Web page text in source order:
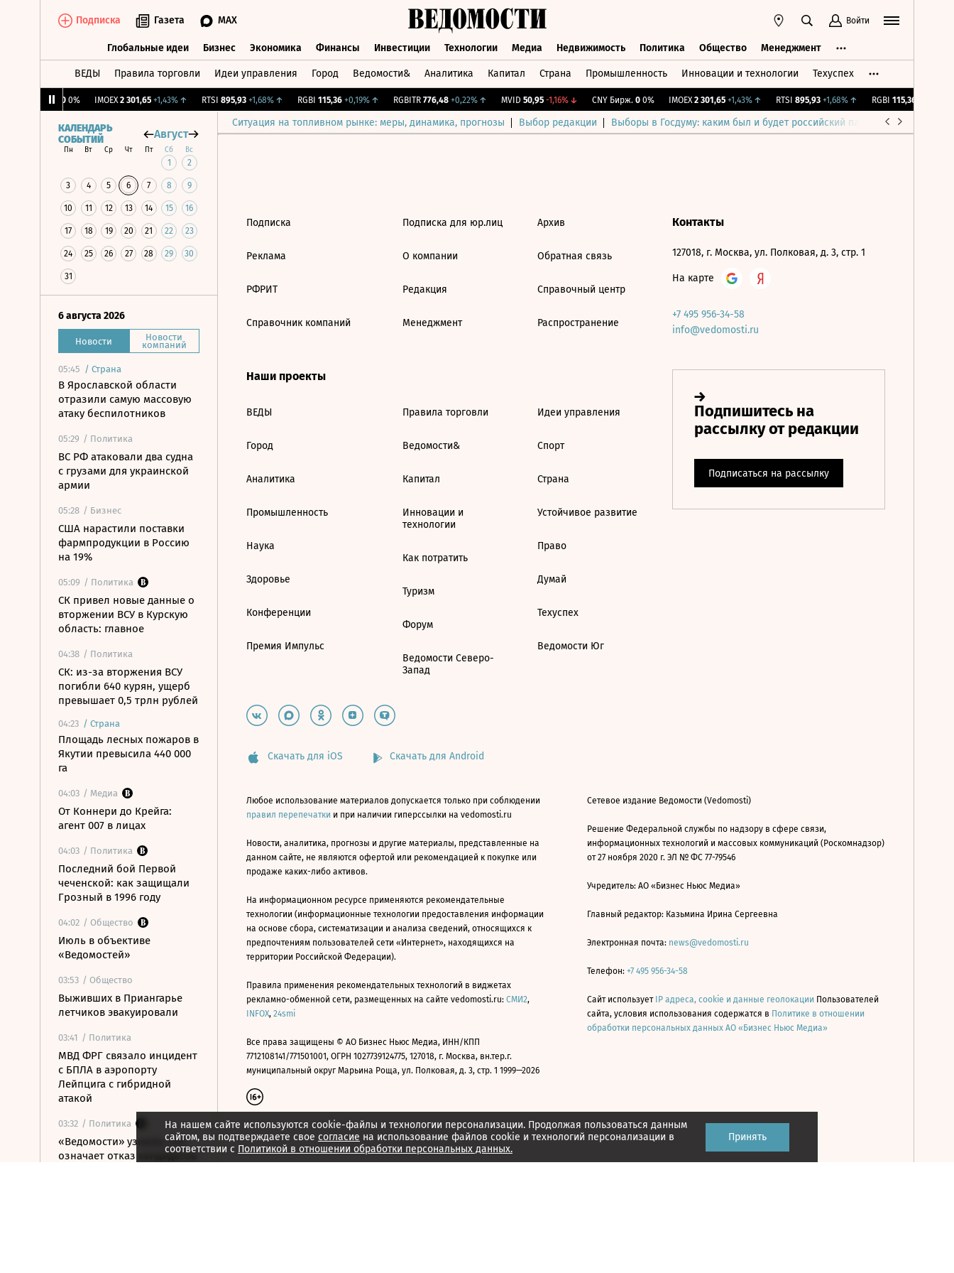
Подписка Газета MAX Войти
Глобальные идеи Бизнес Экономика Финансы Инвестиции Технологии Медиа Недвижимость Политика Общество Менеджмент
ВЕДЫ Правила торговли Идеи управления Город Ведомости& Аналитика Капитал Страна Промышленность Инновации и технологии Техуспех
0% IMOEX 2 301,65 +1,43%↑ RTSI 895,93 +1,68%↑ RGBI 115,36 +0,19%↑ RGBITR 776,48 +0,22%↑ MVID 50,95 -1,16%↓ CNY Бирж. 0 0% IMOEX 2 301,65 +1,43%↑ RTSI 895,93 +1,68%↑ RGBI 115,36 +0,19%
Ситуация на топливном рынке: меры, динамика, прогнозы Выбор редакции Выборы в Госдуму: каким был и будет российский парламент
КАЛЕНДАРЬ
СОБЫТИЙ
Август
Пн Вт Ср Чт Пт Сб Вс
1 2
3 4 5 6 7 8 9
10 11 12 13 14 15 16
17 18 19 20 21 22 23
24 25 26 27 28 29 30
31
6 августа 2026
Новости Новости
компаний
05:45 / Страна
В Ярославской области
отразили самую массовую
атаку беспилотников
05:29 / Политика
ВС РФ атаковали два судна
с грузами для украинской
армии
05:28 / Бизнес
США нарастили поставки
фармпродукции в Россию
на 19%
05:09 / Политика
СК привел новые данные о
вторжении ВСУ в Курскую
область: главное
04:38 / Политика
СК: из-за вторжения ВСУ
погибли 640 курян, ущерб
превышает 0,5 трлн рублей
04:23 / Страна
Площадь лесных пожаров в
Якутии превысила 440 000
га
04:03 / Медиа
От Коннери до Крейга:
агент 007 в лицах
04:03 / Политика
Последний бой Первой
чеченской: как защищали
Грозный в 1996 году
04:02 / Общество
Июль в объективе
«Ведомостей»
03:53 / Общество
Выживших в Приангарье
летчиков эвакуировали
03:41 / Политика
МВД ФРГ связало инцидент
с БПЛА в аэропорту
Лейпцига с гибридной
атакой
03:32 / Политика
«Ведомости» узнали, что
означает отказ кандидатов
На нашем сайте используются cookie-файлы и технологии персонализации. Продолжая пользоваться данным
сайтом, вы подтверждаете свое согласие на использование файлов cookie и технологий персонализации в
соответствии с Политикой в отношении обработки персональных данных.
Принять
Подписка
Реклама
РФРИТ
Справочник компаний
Подписка для юр.лиц
О компании
Редакция
Менеджмент
Архив
Обратная связь
Справочный центр
Распространение
Наши проекты
ВЕДЫ
Город
Аналитика
Промышленность
Наука
Здоровье
Конференции
Премия Импульс
Правила торговли
Ведомости&
Капитал
Инновации и
технологии
Как потратить
Туризм
Форум
Ведомости Северо-
Запад
Идеи управления
Спорт
Страна
Устойчивое развитие
Право
Думай
Техуспех
Ведомости Юг
Контакты
127018, г. Москва, ул. Полковая, д. 3, стр. 1
На карте
+7 495 956-34-58
info@vedomosti.ru
Скачать для iOS Скачать для Android
Любое использование материалов допускается только при соблюдении
правил перепечатки и при наличии гиперссылки на vedomosti.ru
Новости, аналитика, прогнозы и другие материалы, представленные на
данном сайте, не являются офертой или рекомендацией к покупке или
продаже каких-либо активов.
На информационном ресурсе применяются рекомендательные
технологии (информационные технологии предоставления информации
на основе сбора, систематизации и анализа сведений, относящихся к
предпочтениям пользователей сети «Интернет», находящихся на
территории Российской Федерации).
Правила применения рекомендательных технологий в виджетах
рекламно-обменной сети, размещенных на сайте vedomosti.ru: СМИ2,
INFOX, 24smi
Все права защищены © АО Бизнес Ньюс Медиа, ИНН/КПП
7712108141/771501001, ОГРН 1027739124775, 127018, г. Москва, вн.тер.г.
муниципальный округ Марьина Роща, ул. Полковая, д. 3, стр. 1 1999—2026
Сетевое издание Ведомости (Vedomosti)
Решение Федеральной службы по надзору в сфере связи,
информационных технологий и массовых коммуникаций (Роскомнадзор)
от 27 ноября 2020 г. ЭЛ № ФС 77-79546
Учредитель: АО «Бизнес Ньюс Медиа»
Главный редактор: Казьмина Ирина Сергеевна
Электронная почта: news@vedomosti.ru
Телефон: +7 495 956-34-58
Сайт использует IP адреса, cookie и данные геолокации Пользователей
сайта, условия использования содержатся в Политике в отношении
обработки персональных данных АО «Бизнес Ньюс Медиа»